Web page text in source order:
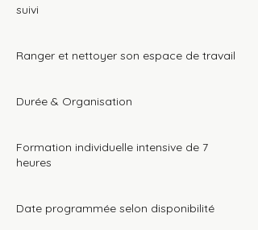
suivi
Ranger et nettoyer son espace de travail
Durée & Organisation
Formation individuelle intensive de 7
heures
Date programmée selon disponibilité